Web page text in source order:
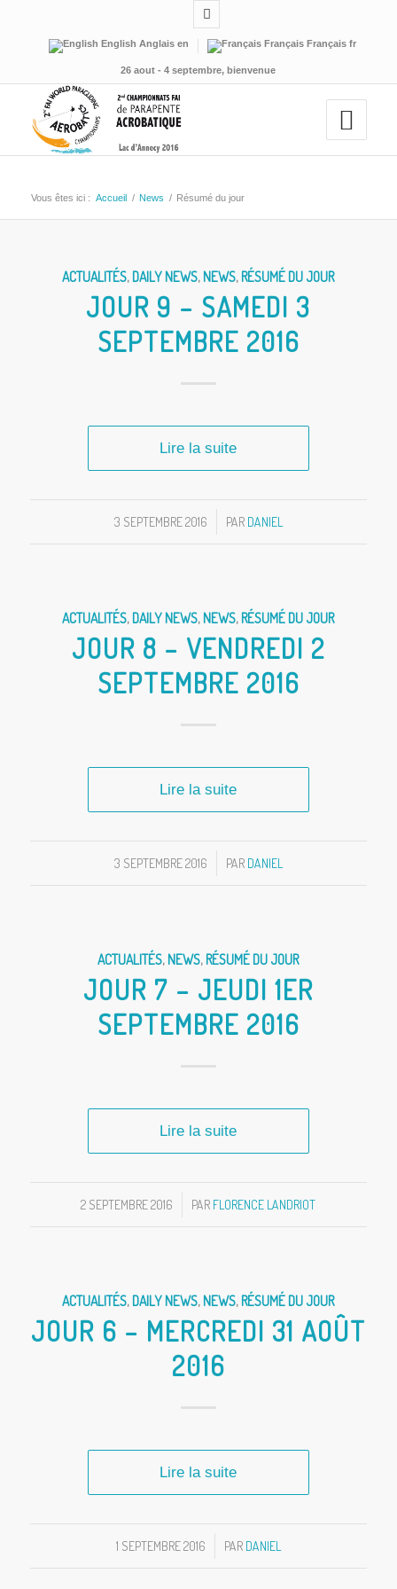
English Anglais en Français Français fr
26 aout - 4 septembre, bienvenue
Vous êtes ici : Accueil / News / Résumé du jour
ACTUALITÉS, DAILY NEWS, NEWS, RÉSUMÉ DU JOUR
JOUR 9 – SAMEDI 3
SEPTEMBRE 2016
Lire la suite
3 SEPTEMBRE 2016
/ PAR DANIEL
ACTUALITÉS, DAILY NEWS, NEWS, RÉSUMÉ DU JOUR
JOUR 8 – VENDREDI 2
SEPTEMBRE 2016
Lire la suite
3 SEPTEMBRE 2016
/ PAR DANIEL
ACTUALITÉS, NEWS, RÉSUMÉ DU JOUR
JOUR 7 – JEUDI 1ER
SEPTEMBRE 2016
Lire la suite
2 SEPTEMBRE 2016
/ PAR FLORENCE LANDRIOT
ACTUALITÉS, DAILY NEWS, NEWS, RÉSUMÉ DU JOUR
JOUR 6 – MERCREDI 31 AOÛT
2016
Lire la suite
1 SEPTEMBRE 2016
/ PAR DANIEL